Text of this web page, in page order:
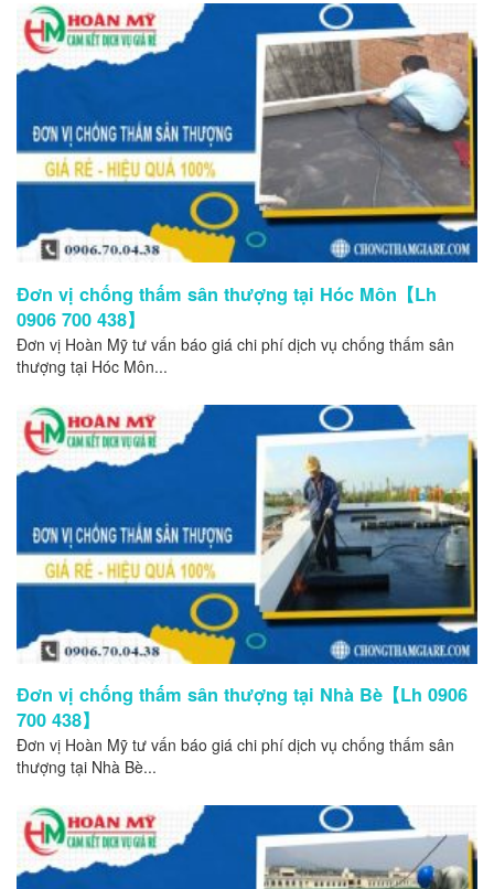
Đơn vị chống thấm sân thượng tại Hóc Môn【Lh
0906 700 438】
Đơn vị Hoàn Mỹ tư vấn báo giá chi phí dịch vụ chống thấm sân
thượng tại Hóc Môn...
Đơn vị chống thấm sân thượng tại Nhà Bè【Lh 0906
700 438】
Đơn vị Hoàn Mỹ tư vấn báo giá chi phí dịch vụ chống thấm sân
thượng tại Nhà Bè...